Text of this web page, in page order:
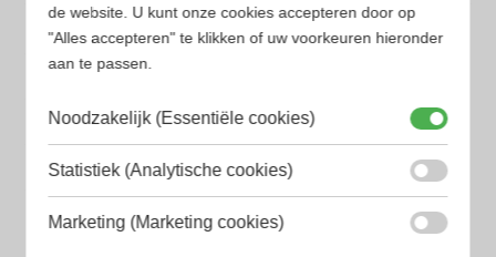
Populaire herengeuren
Amouage Heren parfum
Azzaro Heren parfum
BALR. Heren parfum
de website. U kunt onze cookies accepteren door op
"Alles accepteren" te klikken of uw voorkeuren hieronder
aan te passen.
Noodzakelijk (Essentiële cookies)
Statistiek (Analytische cookies)
Marketing (Marketing cookies)